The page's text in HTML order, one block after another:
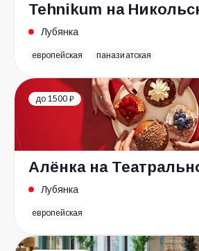
Tehnikum на
Лубянка
европейская паназиатская
до 1500 ₽
Алёнка на
Лубянка
европейская